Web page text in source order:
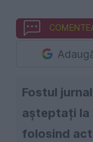
Fostul
așteptați la
folosind